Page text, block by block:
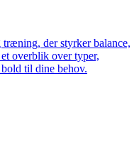
der styrker balance,
overblik over typer,
til dine behov.